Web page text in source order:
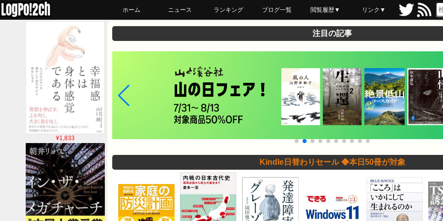
ホーム ニュース ランキング ブログ一覧 閲覧履歴▼
最近読んだ
あとで読む
ブックマーク
リンク▼
¥1,833
注目の記事
Kindle日替わりセール ◆本日50冊が対象